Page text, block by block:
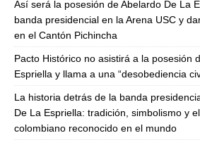
Así será la posesión de Abelardo De La
banda presidencial en la Arena USC y
en el Cantón Pichincha
Pacto Histórico no asistirá a la posesión
Espriella y llama a una “desobediencia
La historia detrás de la banda
De La Espriella: tradición, simbolismo y
colombiano reconocido en el mundo